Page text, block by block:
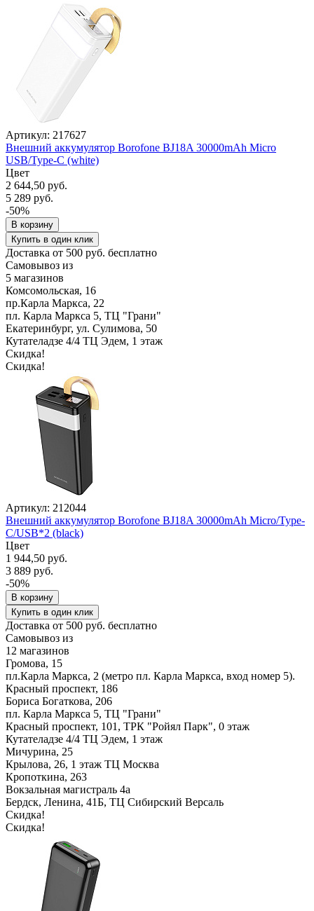
Артикул: 217627
Внешний аккумулятор Borofone BJ18A 30000mAh Micro
USB/Type-C (white)
Цвет
2 644,50 руб.
5 289 руб.
-50%
В корзину
Купить в один клик
Доставка от 500 руб. бесплатно
Самовывоз из
5 магазинов
Комсомольская, 16
пр.Карла Маркса, 22
пл. Карла Маркса 5, ТЦ "Грани"
Екатеринбург, ул. Сулимова, 50
Кутателадзе 4/4 ТЦ Эдем, 1 этаж
Скидка!
Скидка!
Артикул: 212044
Внешний аккумулятор Borofone BJ18A 30000mAh Micro/Type-
C/USB*2 (black)
Цвет
1 944,50 руб.
3 889 руб.
-50%
В корзину
Купить в один клик
Доставка от 500 руб. бесплатно
Самовывоз из
12 магазинов
Громова, 15
пл.Карла Маркса, 2 (метро пл. Карла Маркса, вход номер 5).
Красный проспект, 186
Бориса Богаткова, 206
пл. Карла Маркса 5, ТЦ "Грани"
Красный проспект, 101, ТРК "Ройял Парк", 0 этаж
Кутателадзе 4/4 ТЦ Эдем, 1 этаж
Мичурина, 25
Крылова, 26, 1 этаж ТЦ Москва
Кропоткина, 263
Вокзальная магистраль 4а
Бердск, Ленина, 41Б, ТЦ Сибирский Версаль
Скидка!
Скидка!